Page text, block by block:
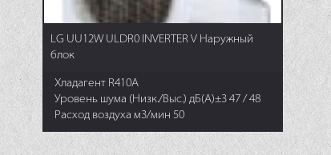
LG UU12W ULDR0 INVERTER V Наружный
блок
Хладагент R410A
Уровень шума (Низк./Выс.) дБ(А)±3 47 / 48
Расход воздуха м3/мин 50